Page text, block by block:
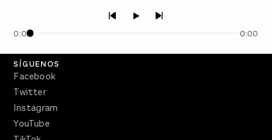
0:00 0:00
Crecer en Distopía
SÍGUENOS
Facebook
Twitter
Instagram
YouTube